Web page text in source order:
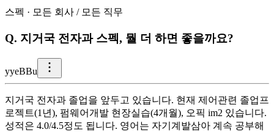
스펙 · 모든 회사 / 모든 직무
Q. 지거국 전자과 스펙, 뭘 더 하면 좋을까요?
yyeBBu
지거국 전자과 졸업을 앞두고 있습니다. 현재 제어관련 졸업프
로젝트(1년), 펌웨어개발 현장실습(4개월), 오픽 im2 있습니다.
성적은 4.0/4.5정도 됩니다. 영어는 자기계발삼아 계속 공부해